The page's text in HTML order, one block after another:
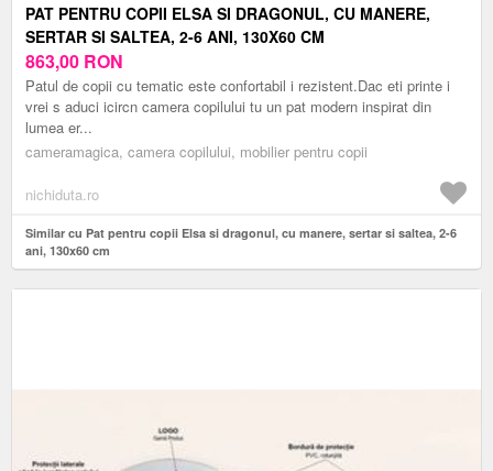
PAT PENTRU COPII ELSA SI DRAGONUL, CU MANERE,
SERTAR SI SALTEA, 2-6 ANI, 130X60 CM
863,00 RON
Patul de copii cu tematic este confortabil i rezistent.Dac eti printe i
vrei s aduci icircn camera copilului tu un pat modern inspirat din
lumea er...
cameramagica, camera copilului, mobilier pentru copii
nichiduta.ro
Similar cu Pat pentru copii Elsa si dragonul, cu manere, sertar si saltea, 2-6
ani, 130x60 cm